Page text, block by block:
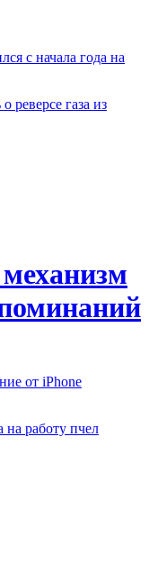
с начала года на
реверсе газа из
от iPhone
на работу пчел